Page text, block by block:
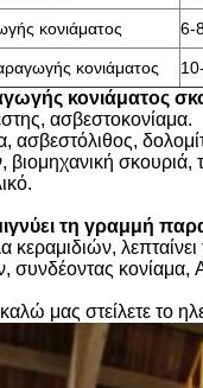
κονιάματος 6-
κονιάματος
κονιάματος
ασβεστοκονίαμα.
ασβεστόλιθος,
βιομηχανική
τη γραμμή
συνδέοντας
μας στείλετε το